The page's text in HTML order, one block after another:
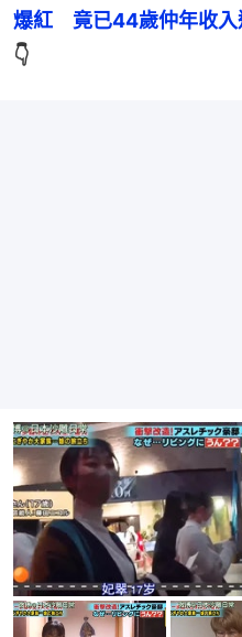
爆紅　竟已44歲仲年收入
👇